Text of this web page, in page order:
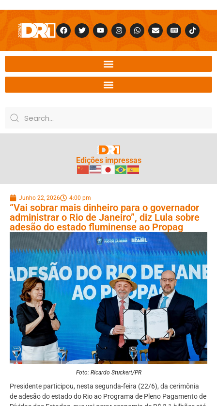
Edições impressas
Junho 22, 2026 4:00 pm
“Vai sobrar mais dinheiro para o governador
administrar o Rio de Janeiro”, diz Lula sobre
adesão do estado fluminense ao Propag
Foto: Ricardo Stuckert/PR
Presidente participou, nesta segunda-feira (22/6), da cerimônia
de adesão do estado do Rio ao Programa de Pleno Pagamento de